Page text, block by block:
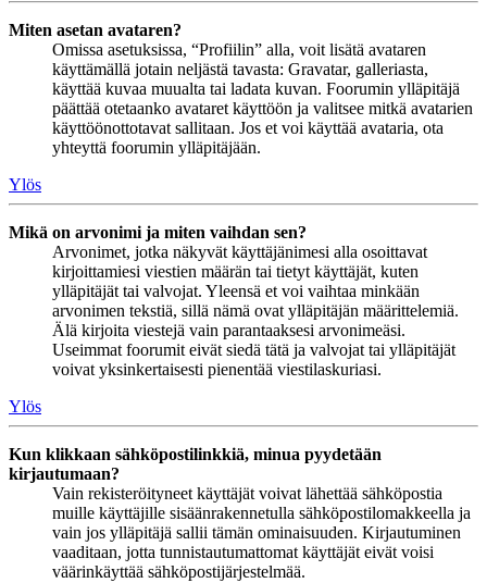
Miten asetan avataren?
Omissa asetuksissa, “Profiilin” alla, voit lisätä avataren
käyttämällä jotain neljästä tavasta: Gravatar, galleriasta,
käyttää kuvaa muualta tai ladata kuvan. Foorumin ylläpitäjä
päättää otetaanko avataret käyttöön ja valitsee mitkä avatarien
käyttöönottotavat sallitaan. Jos et voi käyttää avataria, ota
yhteyttä foorumin ylläpitäjään.
Ylös
Mikä on arvonimi ja miten vaihdan sen?
Arvonimet, jotka näkyvät käyttäjänimesi alla osoittavat
kirjoittamiesi viestien määrän tai tietyt käyttäjät, kuten
ylläpitäjät tai valvojat. Yleensä et voi vaihtaa minkään
arvonimen tekstiä, sillä nämä ovat ylläpitäjän määrittelemiä.
Älä kirjoita viestejä vain parantaaksesi arvonimeäsi.
Useimmat foorumit eivät siedä tätä ja valvojat tai ylläpitäjät
voivat yksinkertaisesti pienentää viestilaskuriasi.
Ylös
Kun klikkaan sähköpostilinkkiä, minua pyydetään
kirjautumaan?
Vain rekisteröityneet käyttäjät voivat lähettää sähköpostia
muille käyttäjille sisäänrakennetulla sähköpostilomakkeella ja
vain jos ylläpitäjä sallii tämän ominaisuuden. Kirjautuminen
vaaditaan, jotta tunnistautumattomat käyttäjät eivät voisi
väärinkäyttää sähköpostijärjestelmää.